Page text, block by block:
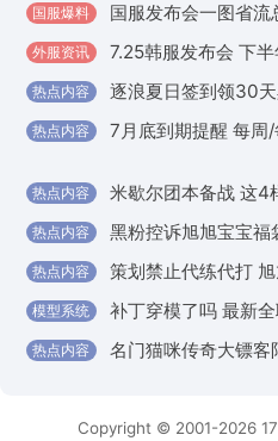
国服爆料
外服资讯
热点内容
热点内容 7月底到期提醒 每周
热点内容
热点内容 黑粉控诉旭旭宝宝福
热点内容
模型系统
热点内容
Copyright © 2001-2026